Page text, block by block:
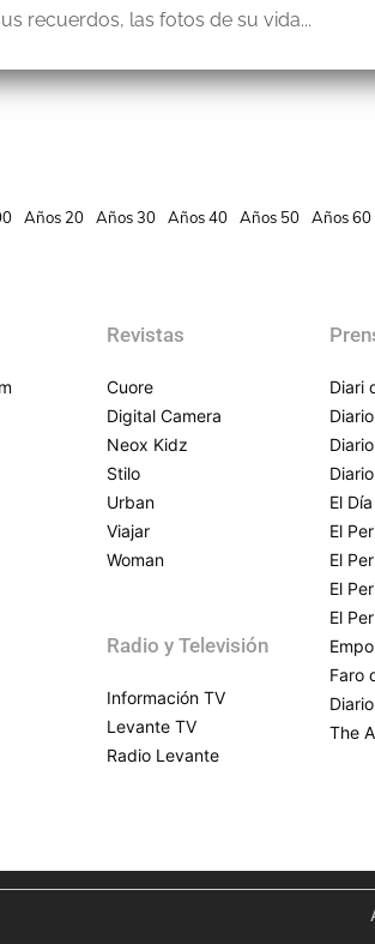
recuerdos, las fotos de su vida...
Años 20 Años 30 Años 40 Años 50 Años 60
Revistas
Cuore
Digital Camera
Neox Kidz
Stilo
Urban
Viajar
Woman
Radio y Televisión
Información TV
Levante TV
Radio Levante
Diari
El Día
El
El
El
El
Faro
The